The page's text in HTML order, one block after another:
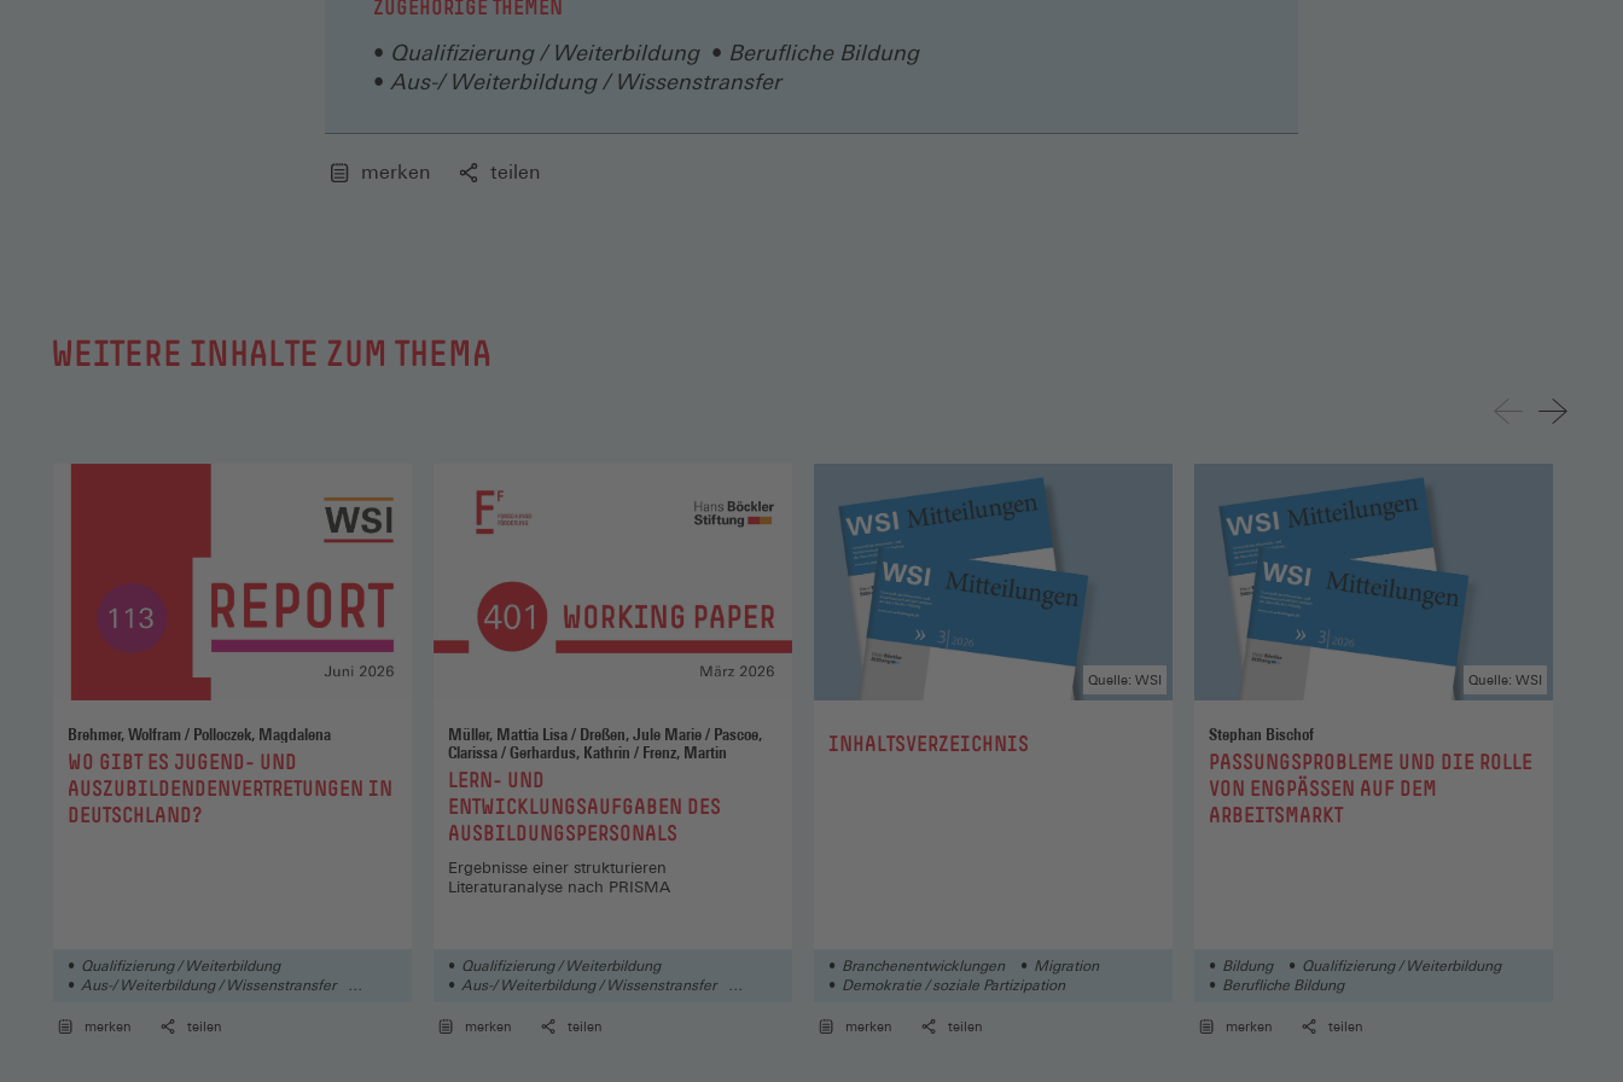
ZUGEHÖRIGE THEMEN
Qualifizierung / Weiterbildung
Berufliche Bildung
Aus-/ Weiterbildung / Wissenstransfer
merken teilen
WEITERE INHALTE ZUM THEMA
Brehmer, Wolfram / Polloczek, Magdalena
:WO GIBT ES JUGEND- UND
AUSZUBILDENDENVERTRETUNGEN IN
DEUTSCHLAND?
Qualifizierung / Weiterbildung
Aus-/ Weiterbildung / Wissenstransfer
merken
teilen
Müller, Mattia Lisa / Dreßen, Jule Marie / Pascoe,
Clarissa / Gerhardus, Kathrin / Frenz, Martin
:LERN- UND
ENTWICKLUNGSAUFGABEN DES
AUSBILDUNGSPERSONALS
Ergebnisse einer strukturieren
Literaturanalyse nach PRISMA
Qualifizierung / Weiterbildung
Aus-/ Weiterbildung / Wissenstransfer
merken
teilen
:INHALTSVERZEICHNIS
Quelle: WSI
Branchenentwicklungen
Migration
Demokratie / soziale Partizipation
merken teilen
Stephan Bischof
:PASSUNGSPROBLEME UND DIE ROLLE
VON ENGPÄSSEN AUF DEM
ARBEITSMARKT
Quelle: WSI
Bildung
Qualifizierung / Weiterbildung
Berufliche Bildung
merken teilen